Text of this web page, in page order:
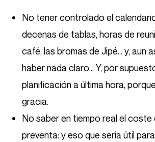
No tener controlado el
decenas de tablas, horas de
café, las bromas de Jipé… y, aun
haber nada claro… Y, por
planificación a última hora,
gracia.
No saber en tiempo real el
preventa: y eso que sería útil